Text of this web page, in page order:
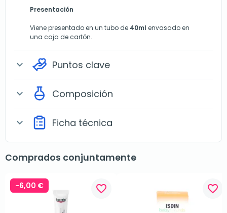
Presentación
Viene presentado en un tubo de 40ml envasado en
una caja de cartón.
expand_more Puntos clave
expand_more Composición
expand_more Ficha técnica
Comprados conjuntamente
-6,00 € favorite_border favorite_border